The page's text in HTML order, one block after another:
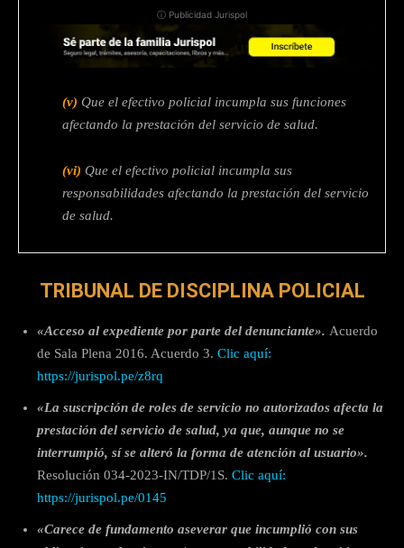
ⓘ Publicidad Jurispol
(v) Que el efectivo policial incumpla sus funciones
afectando la prestación del servicio de salud.
(vi) Que el efectivo policial incumpla sus
responsabilidades afectando la prestación del servicio
de salud.
TRIBUNAL DE DISCIPLINA POLICIAL
«Acceso al expediente por parte del denunciante». Acuerdo
de Sala Plena 2016. Acuerdo 3. Clic aquí:
https://jurispol.pe/z8rq
«La suscripción de roles de servicio no autorizados afecta la
prestación del servicio de salud, ya que, aunque no se
interrumpió, sí se alteró la forma de atención al usuario».
Resolución 034-2023-IN/TDP/1S. Clic aquí:
https://jurispol.pe/0145
«Carece de fundamento aseverar que incumplió con sus